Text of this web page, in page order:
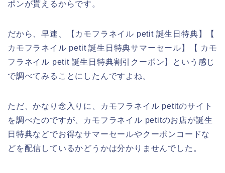
ポンが貰えるからです。
だから、早速、【カモフラネイル petit 誕生日特典】【
カモフラネイル petit 誕生日特典サマーセール】【 カモ
フラネイル petit 誕生日特典割引クーポン】という感じ
で調べてみることにしたんですよね。
ただ、かなり念入りに、カモフラネイル petitのサイト
を調べたのですが、カモフラネイル petitのお店が誕生
日特典などでお得なサマーセールやクーポンコードな
どを配信しているかどうかは分かりませんでした。